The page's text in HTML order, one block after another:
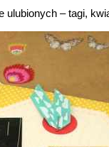
ulubionych – tagi,